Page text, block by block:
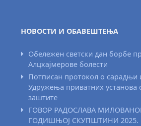
НОВОСТИ И ОБАВЕШТЕЊА
Обележен светски дан борбе
Алцхајмерове болести
Потписан протокол о
Удружења приватних установа
заштите
ГОВОР РАДОСЛАВА
ГОДИШЊОЈ СКУПШТИНИ 2025.